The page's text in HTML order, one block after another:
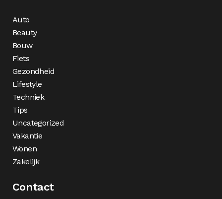
Auto
Beauty
Bouw
Fiets
Gezondheid
Lifestyle
Techniek
Tips
Uncategorized
Vakantie
Wonen
Zakelijk
Contact